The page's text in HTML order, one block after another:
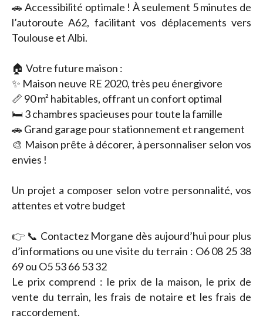
🚗 Accessibilité optimale ! À seulement 5 minutes de
l’autoroute A62, facilitant vos déplacements vers
Toulouse et Albi.
🏠 Votre future maison :
✨ Maison neuve RE 2020, très peu énergivore
📏 90 m² habitables, offrant un confort optimal
🛏️ 3 chambres spacieuses pour toute la famille
🚗 Grand garage pour stationnement et rangement
🎨 Maison prête à décorer, à personnaliser selon vos
envies !
Un projet a composer selon votre personnalité, vos
attentes et votre budget
👉 📞 Contactez Morgane dès aujourd’hui pour plus
d’informations ou une visite du terrain : O6 08 25 38
69 ou O5 53 66 53 32
Le prix comprend : le prix de la maison, le prix de
vente du terrain, les frais de notaire et les frais de
raccordement.